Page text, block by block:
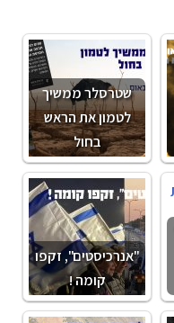
שטרסלר ממשיך
לטמון את הראש
בחול
"אנרכיסטים", זקפו
קומה !